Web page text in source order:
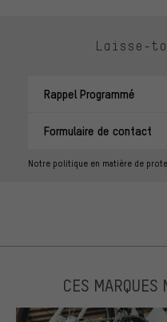
Laisse-
Rappel Programmé
Formulaire de contact
Notre politique en matière de
CES MARQUES